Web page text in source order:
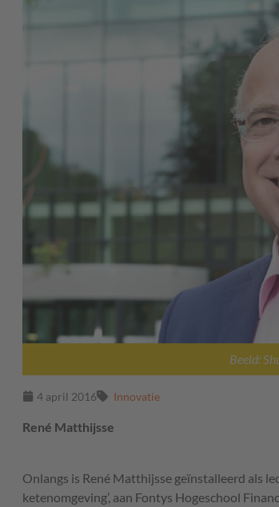
Beeld:
4 april 2016 Innovatie
René Matthijsse
Onlangs is René Matthijsse geïnstalleerd als
ketenomgeving’, aan Fontys Hogeschool